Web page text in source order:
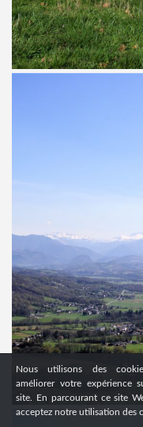
Nous utilisons des
améliorer votre expérience
site. En parcourant ce site
acceptez notre utilisation des